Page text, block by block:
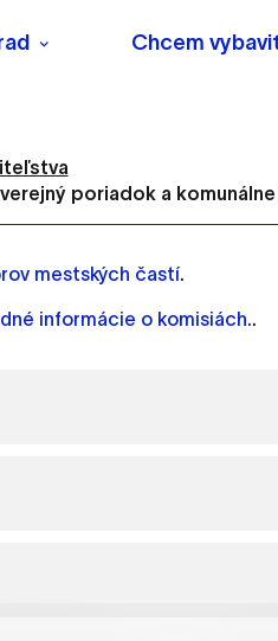
Chcem
poriadok a
mestských častí.
informácie o komisiách..